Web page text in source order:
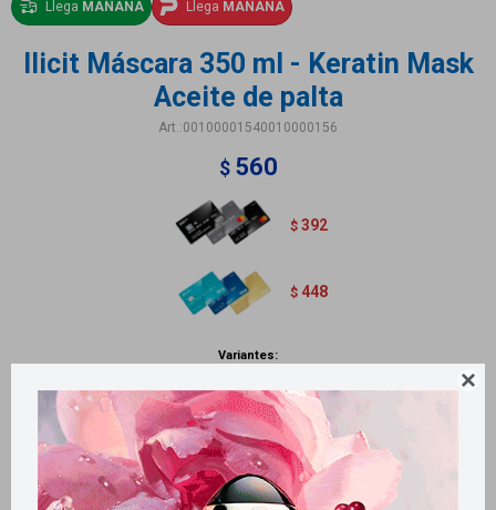

Llega MAÑANA Llega MAÑANA
Ilicit Máscara 350 ml - Keratin Mask
Aceite de palta
00100001540010000156
$ 560
$ 392
$ 448
Variantes:
Métodos y costos de envío